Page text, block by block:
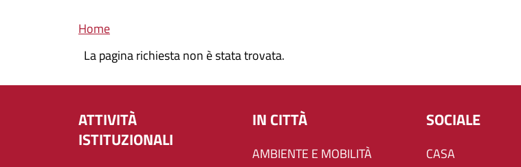
Briciole di pane
Home
La pagina richiesta non è stata trovata.
ATTIVITÀ
ISTITUZIONALI
IN CITTÀ
AMBIENTE E MOBILITÀ
SOCIALE
CASA